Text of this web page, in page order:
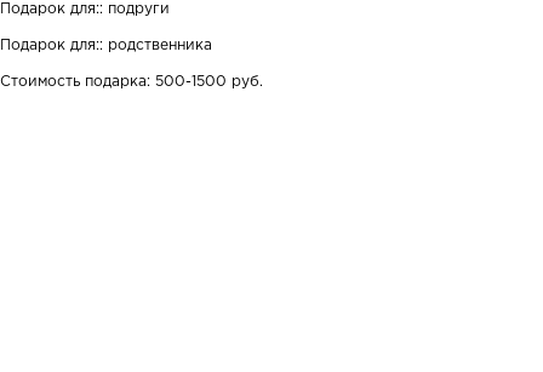
Подарок для:: подруги
Подарок для:: родственника
Стоимость подарка: 500-1500 руб.